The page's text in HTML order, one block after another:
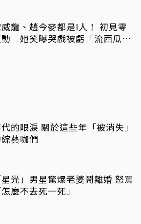
龍、趙今麥都是I人！ 初見零
動 她笑曝哭戲被虧「流西瓜
的眼淚 關於這些年「被消失」
藝咖們
星光」男星驚爆老婆鬧離婚 怒罵
怎麼不去死一死」